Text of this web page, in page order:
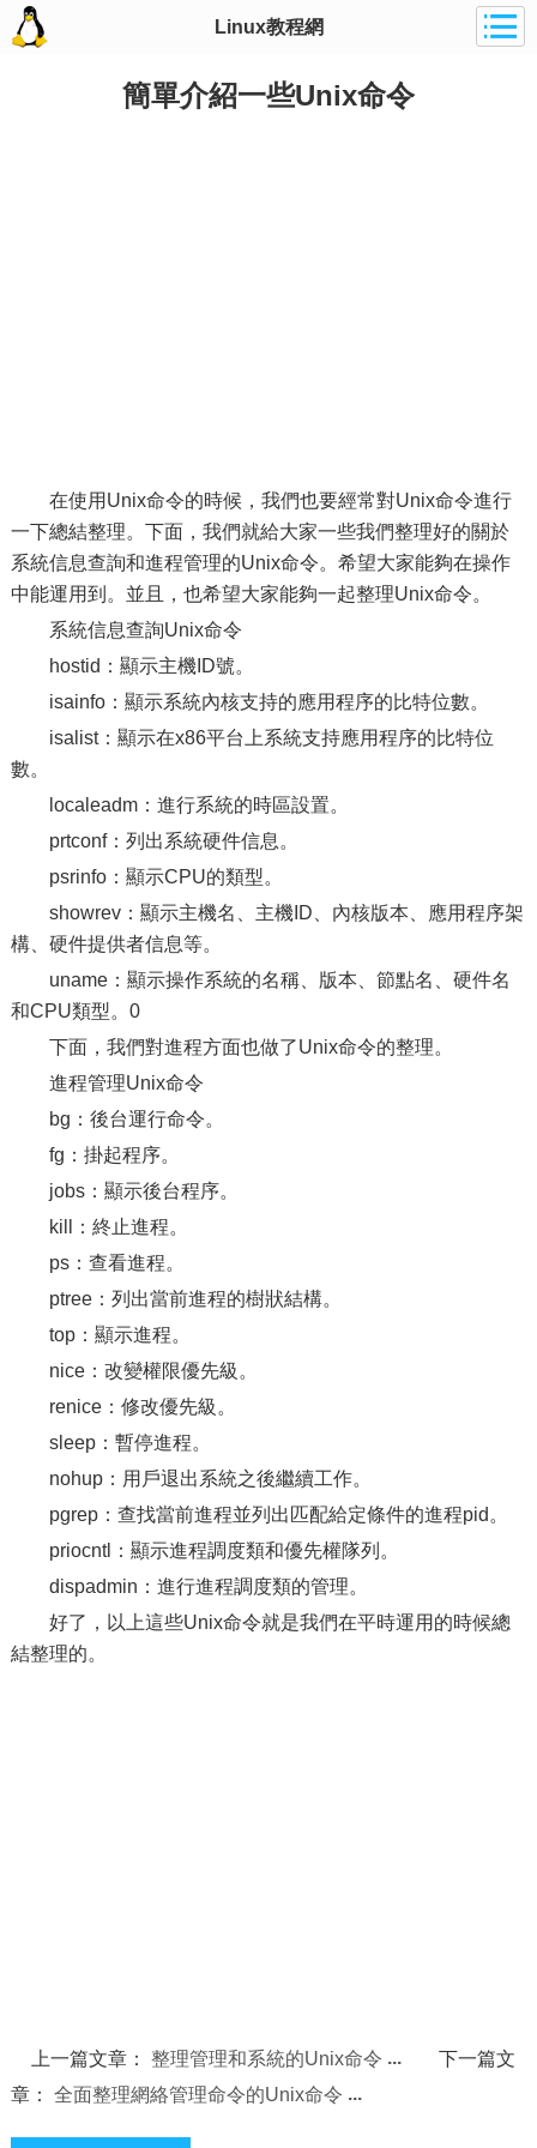
Linux教程網
簡單介紹一些Unix命令
在使用Unix命令的時候，我們也要經常對Unix命令進行
一下總結整理。下面，我們就給大家一些我們整理好的關於
系統信息查詢和進程管理的Unix命令。希望大家能夠在操作
中能運用到。並且，也希望大家能夠一起整理Unix命令。
系統信息查詢Unix命令
hostid：顯示主機ID號。
isainfo：顯示系統內核支持的應用程序的比特位數。
isalist：顯示在x86平台上系統支持應用程序的比特位
數。
localeadm：進行系統的時區設置。
prtconf：列出系統硬件信息。
psrinfo：顯示CPU的類型。
showrev：顯示主機名、主機ID、內核版本、應用程序架
構、硬件提供者信息等。
uname：顯示操作系統的名稱、版本、節點名、硬件名
和CPU類型。0
下面，我們對進程方面也做了Unix命令的整理。
進程管理Unix命令
bg：後台運行命令。
fg：掛起程序。
jobs：顯示後台程序。
kill：終止進程。
ps：查看進程。
ptree：列出當前進程的樹狀結構。
top：顯示進程。
nice：改變權限優先級。
renice：修改優先級。
sleep：暫停進程。
nohup：用戶退出系統之後繼續工作。
pgrep：查找當前進程並列出匹配給定條件的進程pid。
priocntl：顯示進程調度類和優先權隊列。
dispadmin：進行進程調度類的管理。
好了，以上這些Unix命令就是我們在平時運用的時候總
結整理的。
上一篇文章：整理管理和系統的Unix命令
下一篇文
章： 全面整理網絡管理命令的Unix命令